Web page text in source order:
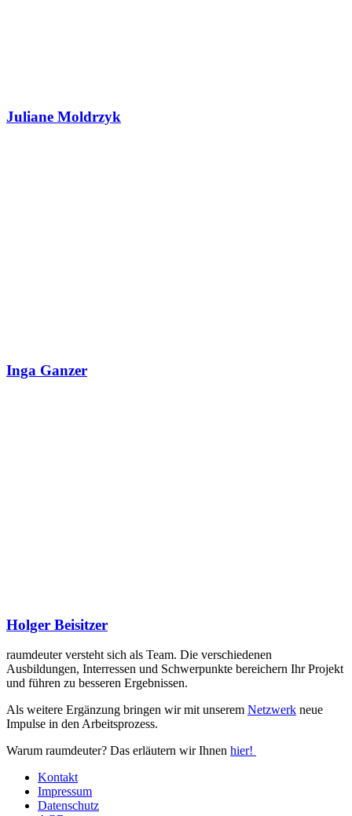
Juliane Moldrzyk
Inga Ganzer
Holger Beisitzer
raumdeuter versteht sich als Team. Die verschiedenen
Ausbildungen, Interressen und Schwerpunkte bereichern Ihr Projekt
und führen zu besseren Ergebnissen.
Als weitere Ergänzung bringen wir mit unserem Netzwerk neue
Impulse in den Arbeitsprozess.
Warum raumdeuter? Das erläutern wir Ihnen hier!
Kontakt
Impressum
Datenschutz